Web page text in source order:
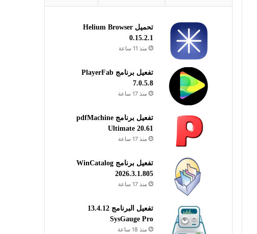
تحميل Helium Browser
0.15.2.1
منذ 11 ساعة
تفعيل برنامج PlayerFab
7.0.5.8
منذ 17 ساعة
تفعيل برنامج pdfMachine
Ultimate 20.61
منذ 17 ساعة
تفعيل برنامج WinCatalog
2026.3.1.805
منذ 17 ساعة
تفعيل البرنامج 13.4.12
SysGauge Pro
منذ 18 ساعة